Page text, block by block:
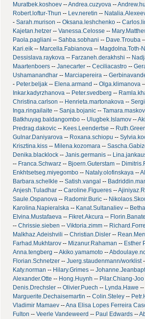
Muratbek.koshoev--Andrea.cuzyova--
Robert.loftur-Thun -- Lev.neretin --
- Sarah.murison -- Oksana.leshchenko--
Kajetan.hetzer-- Vanessa.Celosse --
Paola.pagliani -- Sahba.sobhani -- Dave.Trouba
Kari.eik-- Marcella.Fabianova-- Magdolna.Toth-
Dessislava.raykova-- Farzaneh.derakhshi --
Maartenboers-- Janecarter-- Ceciliacastro--
Ushamanandhar-- Marciapereira--
- Peter.beljak-- Elena.armand -- Olga.klimanova
Inkar.kadyrzhanova-- Peter.svedberg --
Christina.carlson -- Henrieta.martonakova--
Inga.ringailaite -- Sanja.bojanic--
Batkhuyag.baldangombo-- Ulugbek.Islamov--
Predrag.dakovic-- Kees.Leendertse --
Gulnar.Daniyarova-- Roxana.schiopu --
Krisztina.kiss-- Milena.kozomara--
Denika.blacklock-- Janis.germanis--
-- Franca.Schwarz-- Bjoern.Guterstam--
Enkhtsetseg.miyegombo-- Nataly.olofinskaya--
Barbara.schelkle -- Satish.vangal --
Anjesh.Tuladhar-- Caroline.Figueres--
Saule.Ospanova-- Radomir.Buric--
Karolina.Napieralska-- Kanat.Sultanaliev--
Elvina.Mustafaeva-- Fikret.Akcura--
-- Chrissie.sieben -- Viktoria.zimm--
Malkhaz.Adeishvili -- Christian.Disler--
Farhad.Mukhtarov-- Mizanur.Rahaman -- Esther
Anna.tengberg --Akiko.yamamoto--
Florian.Schnetzer-- Juerg.staudenmann/worklist
Katy.norman -- Hilary.Grimes--
Alexander.Otte -- Hong.Huynh -- Pilar.Chiang-Joo
Denis.Drechsler-- Olivier.Puech -- Lynda.Hawe --
Marguerite.Dechaisemartin -- Colin.Steley--
Vladimir Mamaev--Ana Elisa Lopes Ferreira
Fulton -- Veerle Vandeweerd -- Paul Edwards--